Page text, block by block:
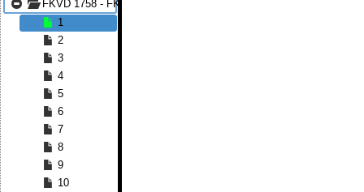
FKVD 1758 - FKVD 1885
1
2
3
4
5
6
7
8
9
10